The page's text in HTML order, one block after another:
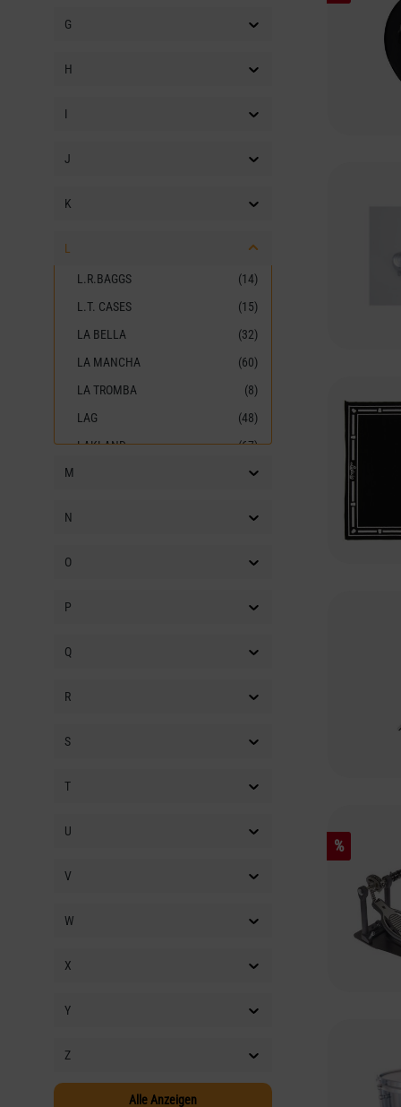
G
H
I
J
K
L
(14)
L.R.BAGGS
(15)
L.T. CASES
(32)
LA BELLA
(60)
LA MANCHA
(8)
LA TROMBA
(48)
LAG
(67)
LAKLAND
(6)
(13)
(15)
(47)
(56)
(14)
(19)
M
N
O
P
Q
R
S
T
U
V
W
X
Y
Z
Alle Anzeigen
%